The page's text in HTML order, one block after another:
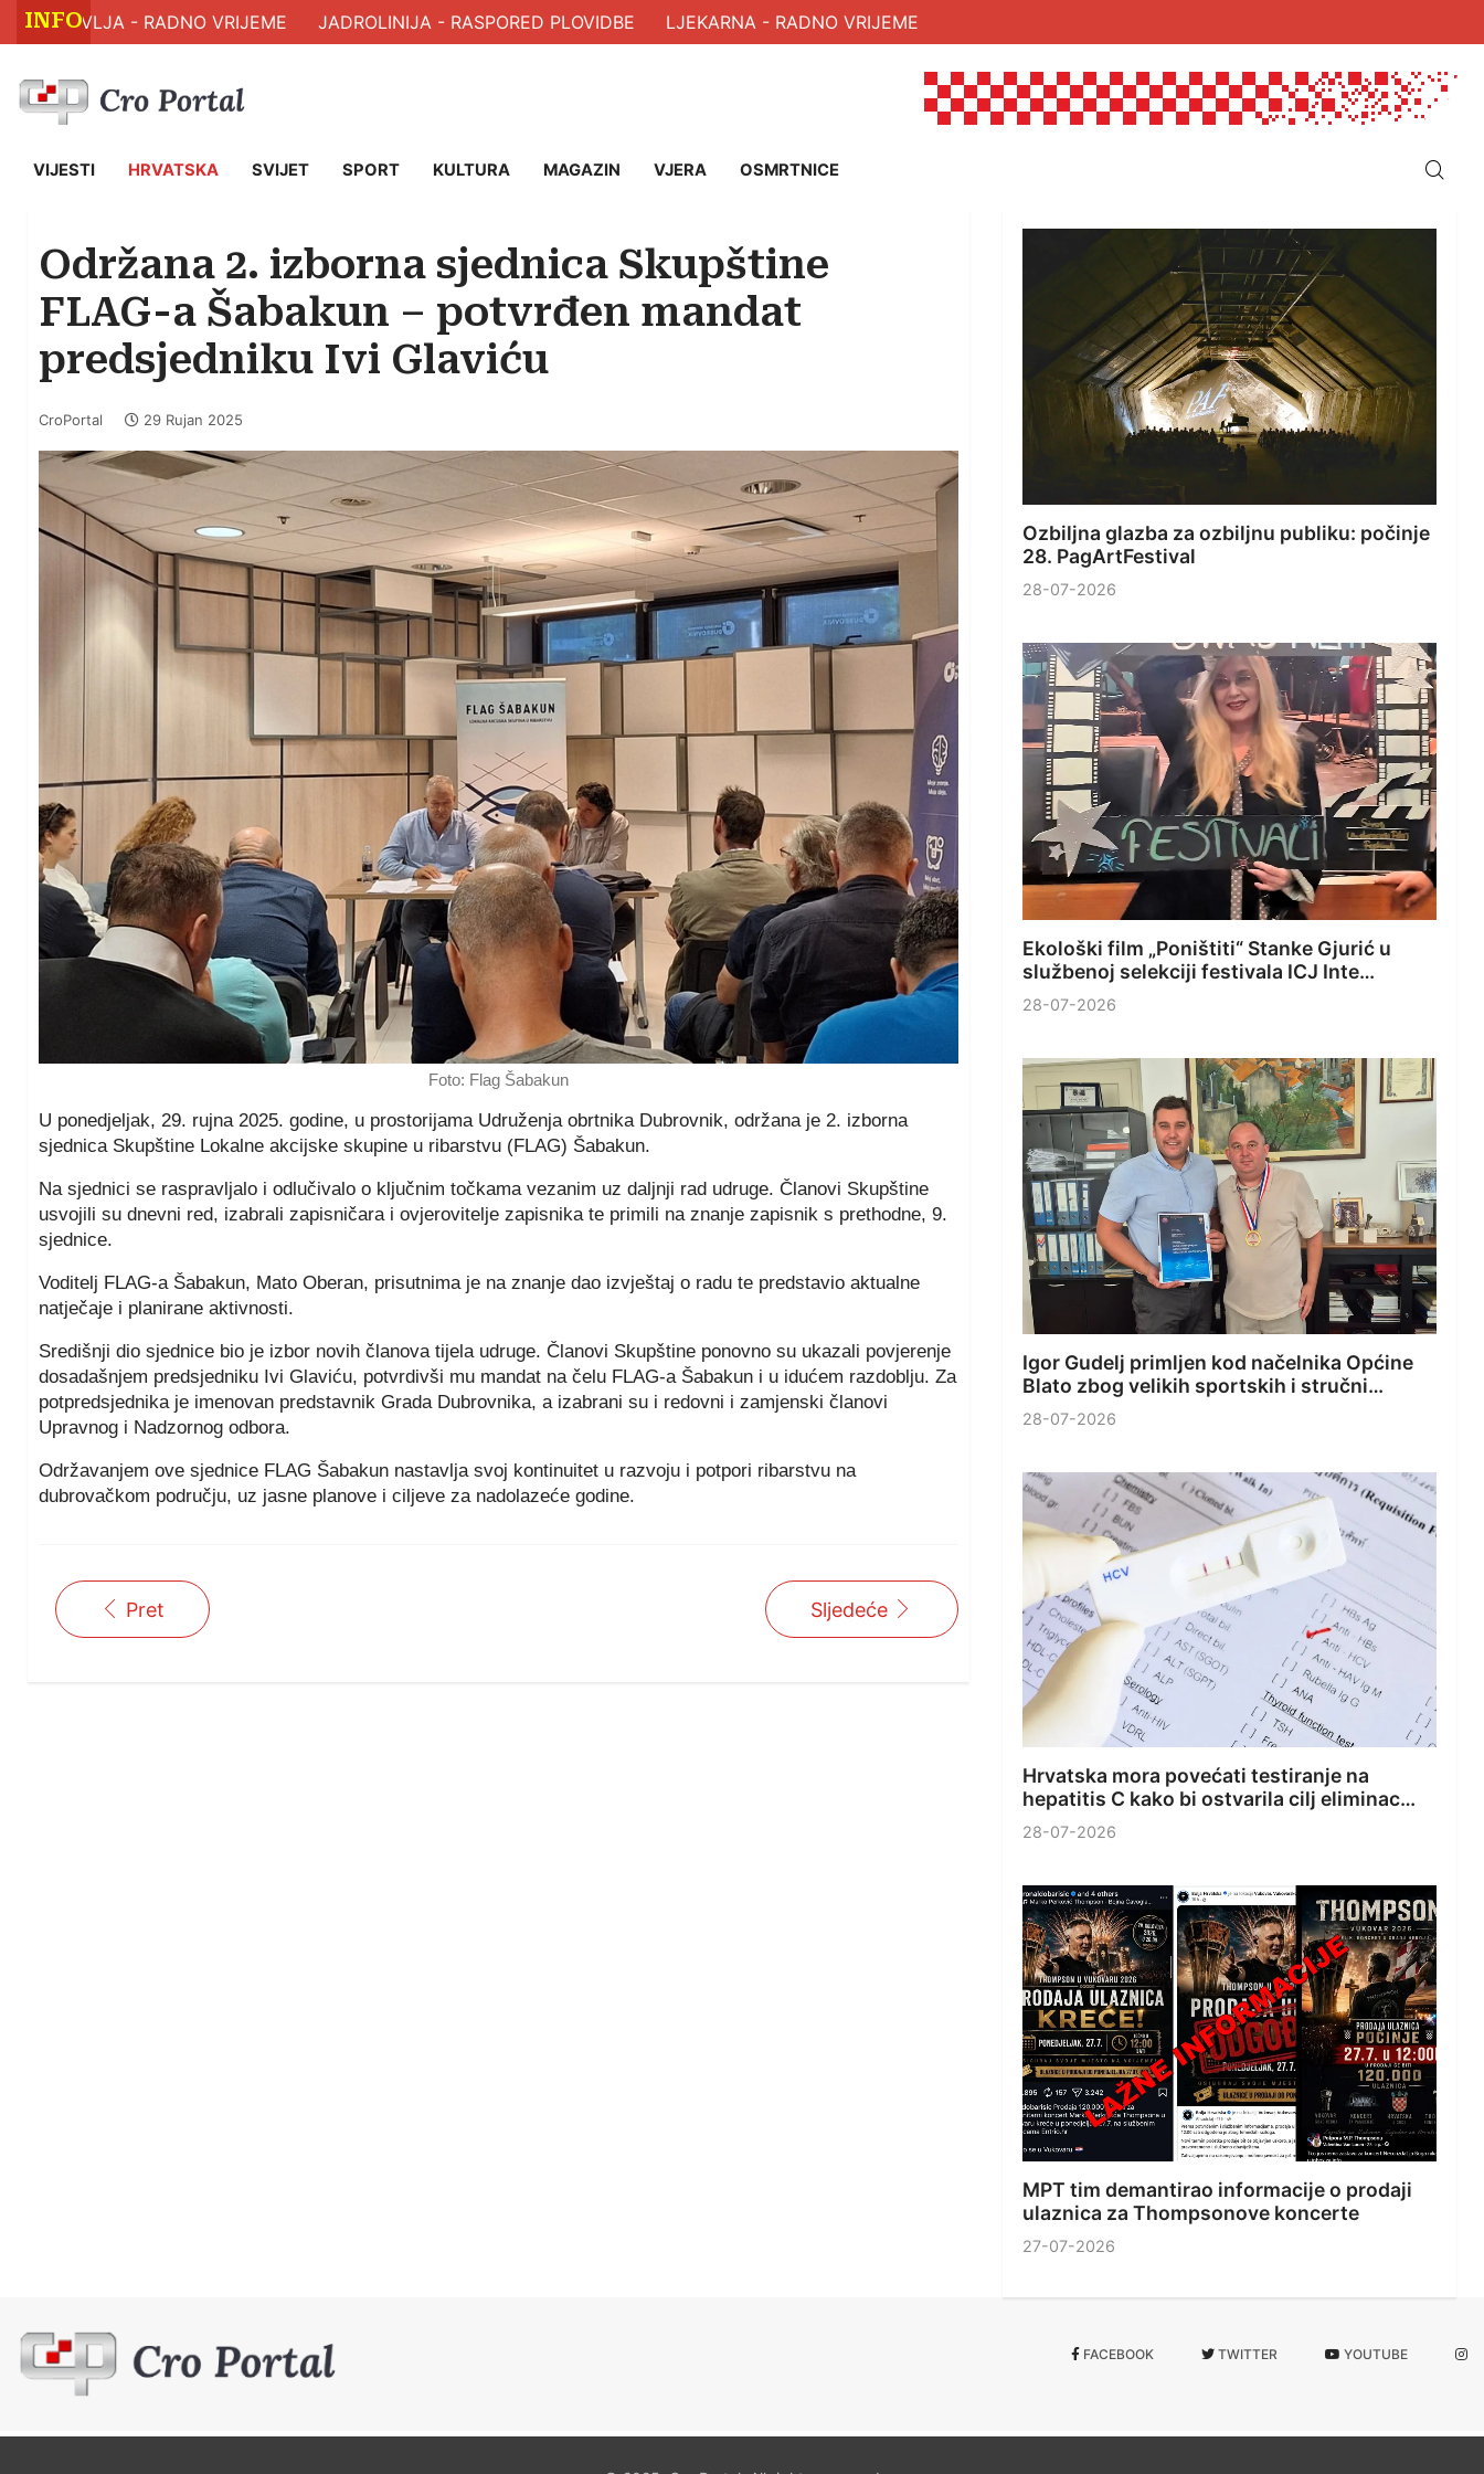
INFO
ZDRAVLJA - RADNO VRIJEME JADROLINIJA - RASPORED PLOVIDBE LJEKARNA - RADNO VRIJEME
VIJESTI HRVATSKA SVIJET SPORT KULTURA MAGAZIN VJERA OSMRTNICE
Održana 2. izborna sjednica Skupštine
FLAG-a Šabakun – potvrđen mandat
predsjedniku Ivi Glaviću
CroPortal 29 Rujan 2025
Foto: Flag Šabakun
U ponedjeljak, 29. rujna 2025. godine, u prostorijama Udruženja obrtnika Dubrovnik, održana je 2. izborna
sjednica Skupštine Lokalne akcijske skupine u ribarstvu (FLAG) Šabakun.
Na sjednici se raspravljalo i odlučivalo o ključnim točkama vezanim uz daljnji rad udruge. Članovi Skupštine
usvojili su dnevni red, izabrali zapisničara i ovjerovitelje zapisnika te primili na znanje zapisnik s prethodne, 9.
sjednice.
Voditelj FLAG-a Šabakun, Mato Oberan, prisutnima je na znanje dao izvještaj o radu te predstavio aktualne
natječaje i planirane aktivnosti.
Središnji dio sjednice bio je izbor novih članova tijela udruge. Članovi Skupštine ponovno su ukazali povjerenje
dosadašnjem predsjedniku Ivi Glaviću, potvrdivši mu mandat na čelu FLAG-a Šabakun i u idućem razdoblju. Za
potpredsjednika je imenovan predstavnik Grada Dubrovnika, a izabrani su i redovni i zamjenski članovi
Upravnog i Nadzornog odbora.
Održavanjem ove sjednice FLAG Šabakun nastavlja svoj kontinuitet u razvoju i potpori ribarstvu na
dubrovačkom području, uz jasne planove i ciljeve za nadolazeće godine.
Pret Sljedeće
Ozbiljna glazba za ozbiljnu publiku: počinje
28. PagArtFestival
28-07-2026
Ekološki film „Poništiti“ Stanke Gjurić u
službenoj selekciji festivala ICJ Inte…
28-07-2026
Igor Gudelj primljen kod načelnika Općine
Blato zbog velikih sportskih i stručni…
28-07-2026
Hrvatska mora povećati testiranje na
hepatitis C kako bi ostvarila cilj eliminac…
28-07-2026
MPT tim demantirao informacije o prodaji
ulaznica za Thompsonove koncerte
27-07-2026
FACEBOOK TWITTER YOUTUBE